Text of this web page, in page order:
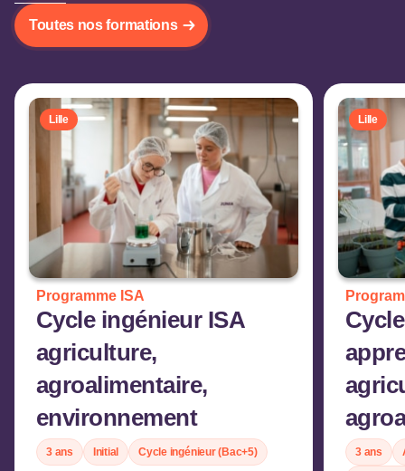
Toutes nos formations
Lille
Programme ISA
Cycle ingénieur ISA
agriculture,
agroalimentaire,
environnement
3 ans Initial Cycle ingénieur (Bac+5)
Lille
3 ans